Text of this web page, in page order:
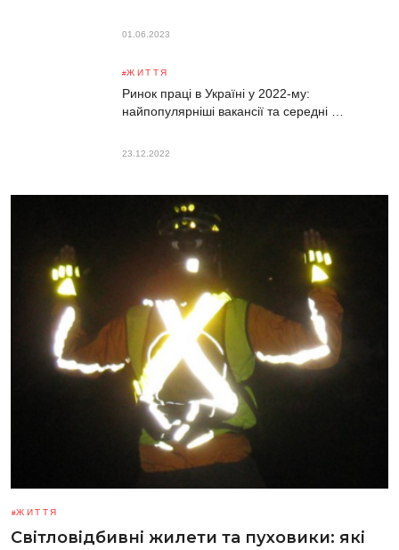
01.06.2023
ЖИТТЯ
Ринок праці в Україні у 2022-му:
найпопулярніші вакансії та середні …
23.12.2022
ЖИТТЯ
Світловідбивні жилети та пуховики: які